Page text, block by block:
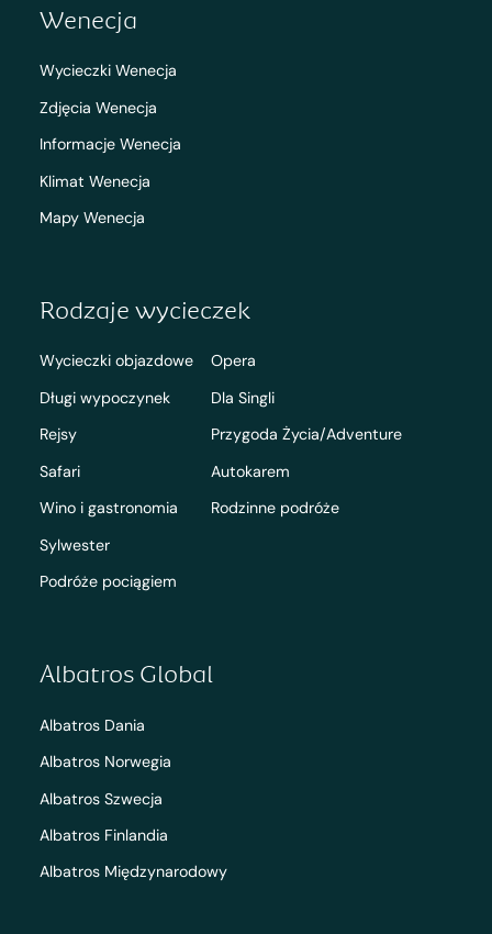
Wenecja
Wycieczki Wenecja
Zdjęcia Wenecja
Informacje Wenecja
Klimat Wenecja
Mapy Wenecja
Rodzaje wycieczek
Wycieczki objazdowe
Długi wypoczynek
Rejsy
Safari
Wino i gastronomia
Sylwester
Podróże pociągiem
Opera
Dla Singli
Przygoda Życia/Adventure
Autokarem
Rodzinne podróże
Albatros Global
Albatros Dania
Albatros Norwegia
Albatros Szwecja
Albatros Finlandia
Albatros Międzynarodowy